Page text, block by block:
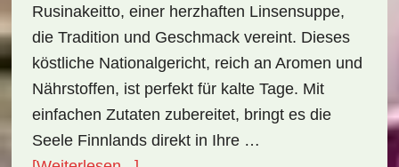
Rusinakeitto, einer herzhaften Linsensuppe,
die Tradition und Geschmack vereint. Dieses
köstliche Nationalgericht, reich an Aromen und
Nährstoffen, ist perfekt für kalte Tage. Mit
einfachen Zutaten zubereitet, bringt es die
Seele Finnlands direkt in Ihre …